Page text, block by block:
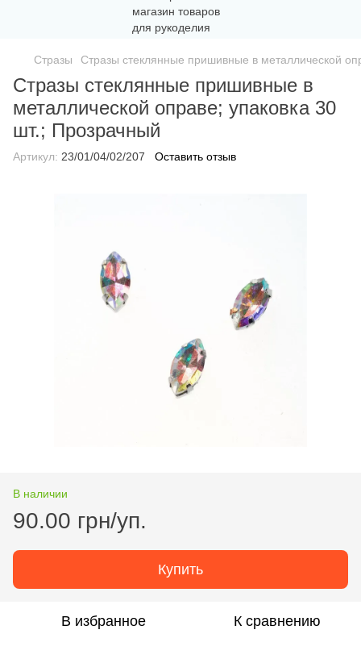
Стразы Стразы стеклянные пришивные в металлической
Стразы стеклянные пришивные в
металлической оправе; упаковка 30
шт.; Прозрачный
Артикул: 23/01/04/02/207 Оставить отзыв
В наличии
90.00 грн/уп.
Купить
В избранное К сравнению